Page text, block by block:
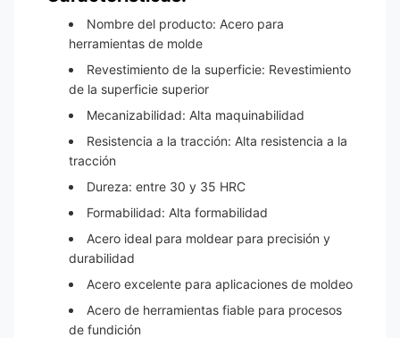
Nombre del producto: Acero para
herramientas de molde
Revestimiento de la superficie: Revestimiento
de la superficie superior
Mecanizabilidad: Alta maquinabilidad
Resistencia a la tracción: Alta resistencia a la
tracción
Dureza: entre 30 y 35 HRC
Formabilidad: Alta formabilidad
Acero ideal para moldear para precisión y
durabilidad
Acero excelente para aplicaciones de moldeo
Acero de herramientas fiable para procesos
de fundición